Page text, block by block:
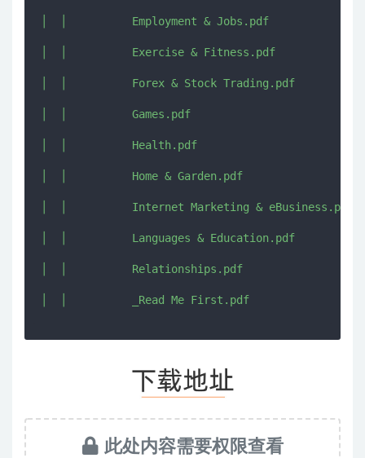
│  │          Employment & Jobs.pdf
│  │          Exercise & Fitness.pdf
│  │          Forex & Stock Trading.pdf
│  │          Games.pdf
│  │          Health.pdf
│  │          Home & Garden.pdf
│  │          Internet Marketing & eBusiness.pdf
│  │          Languages & Education.pdf
│  │          Relationships.pdf
此处内容需要权限查看